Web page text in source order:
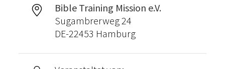
Bible Training Mission e.V.
Sugambrerweg 24
DE-22453 Hamburg